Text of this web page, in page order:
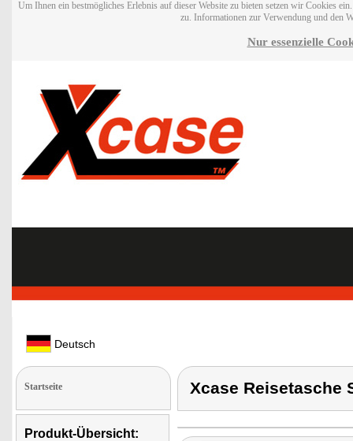
Um Ihnen ein bestmögliches Erlebnis auf dieser Website zu bieten setzen wir Cookies
zu. Informationen zur Verwendung und den
Nur essenzielle
Deutsch
Startseite
Produkt-Übersicht:
Xcase Reisetasche